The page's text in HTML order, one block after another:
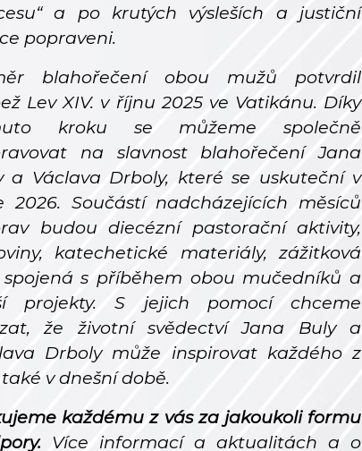
a po krutých výsleších a justiční
popraveni.
blahořečení obou mužů potvrdil
Lev XIV. v říjnu 2025 ve Vatikánu. Díky
kroku se můžeme společně
na slavnost blahořečení Jana
a Václava Drboly, které se uskuteční v
2026. Součástí nadcházejících měsíců
budou diecézní pastorační aktivity,
katechetické materiály, zážitková
s příběhem obou mučedníků a
projekty. S jejich pomocí chceme
že životní svědectví Jana Buly a
Drboly může inspirovat každého z
v dnešní době.
každému z vás za jakoukoli formu
Více informací a aktualitách a o